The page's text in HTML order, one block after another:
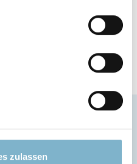
zulassen
ULTEM™9085 Resin